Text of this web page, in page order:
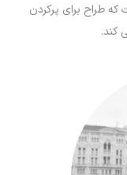
طراح برای پرکردن
کند.